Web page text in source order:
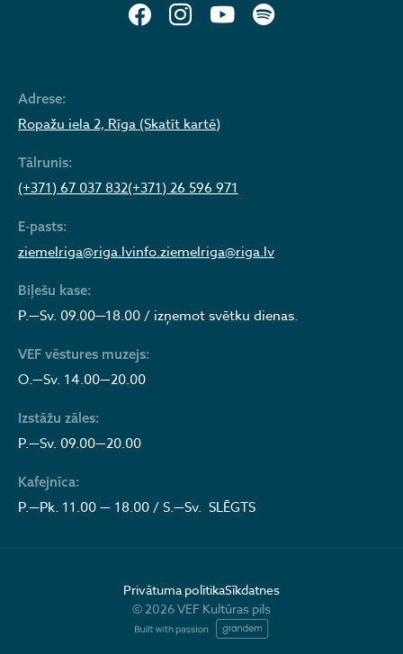
Adrese:
Ropažu iela 2, Rīga (Skatīt kartē)
Tālrunis:
(+371) 67 037 832(+371) 26 596 971
E-pasts:
ziemelriga@riga.lvinfo.ziemelriga@riga.lv
Biļešu kase:
P.—Sv. 09.00—18.00 / izņemot svētku dienas.
VEF vēstures muzejs:
O.—Sv. 14.00—20.00
Izstāžu zāles:
P.—Sv. 09.00—20.00
Kafejnīca:
P.—Pk. 11.00 — 18.00 / S.—Sv. SLĒGTS
Privātuma politikaSīkdatnes
© 2026 VEF Kultūras pils